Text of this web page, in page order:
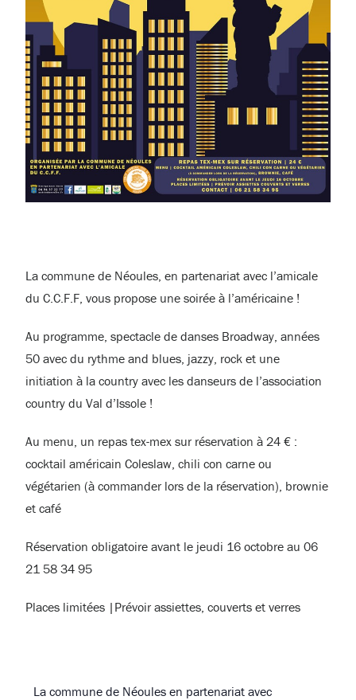
La commune de Néoules, en partenariat avec l’amicale
du C.C.F.F, vous propose une soirée à l’américaine !
Au programme, spectacle de danses Broadway, années
50 avec du rythme and blues, jazzy, rock et une
initiation à la country avec les danseurs de l’association
country du Val d’Issole !
Au menu, un repas tex-mex sur réservation à 24 € :
cocktail américain Coleslaw, chili con carne ou
végétarien (à commander lors de la réservation), brownie
et café
Réservation obligatoire avant le jeudi 16 octobre au 06
21 58 34 95
Places limitées |Prévoir assiettes, couverts et verres
La commune de Néoules en partenariat avec